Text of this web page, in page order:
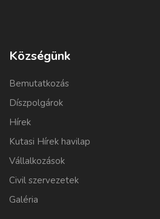
Községünk
Bemutatkozás
Díszpolgárok
Hírek
Kutasi Hírek havilap
Vállalkozások
Civil szervezetek
Galéria